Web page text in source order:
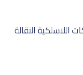
اللاسلكية النقالة